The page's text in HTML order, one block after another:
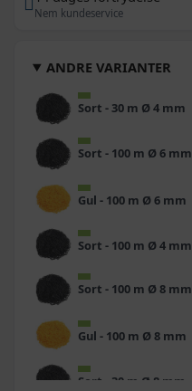
Nem kundeservice
ANDRE VARIANTER
Sort - 30 m Ø 4 mm
Sort - 100 m Ø 6 mm
Gul - 100 m Ø 6 mm
Sort - 100 m Ø 4 mm
Sort - 100 m Ø 8 mm
Gul - 100 m Ø 8 mm
Sort - 30 m Ø 8 mm